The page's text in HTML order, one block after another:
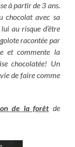
à partir de 3 ans.
chocolat avec sa
au risque d’être
racontée par
et commente la
chocolatée! Un
de faire comme
de la forêt de